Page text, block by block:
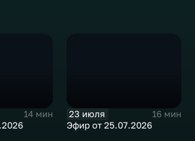
14 мин
23 июля
16 мин
Эфир от 25.07.2026